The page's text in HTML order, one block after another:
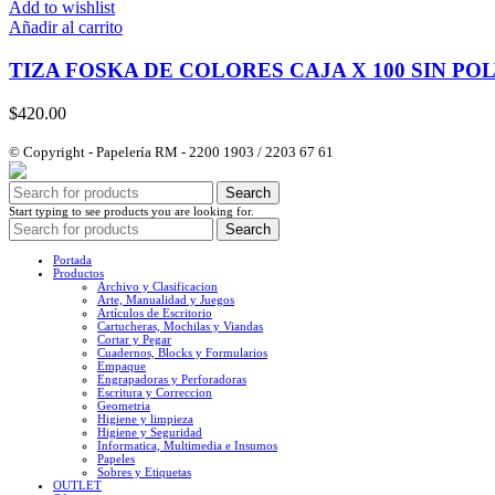
Add to wishlist
Añadir al carrito
TIZA FOSKA DE COLORES CAJA X 100 SIN
$420.00
© Copyright - Papelería RM - 2200 1903 / 2203 67 61
Search
Start typing to see products you are looking for.
Search
Portada
Productos
Archivo y Clasificacion
Arte, Manualidad y Juegos
Artículos de Escritorio
Cartucheras, Mochilas y Viandas
Cortar y Pegar
Cuadernos, Blocks y Formularios
Empaque
Engrapadoras y Perforadoras
Escritura y Correccion
Geometria
Higiene y limpieza
Higiene y Seguridad
Informatica, Multimedia e Insumos
Papeles
Sobres y Etiquetas
OUTLET